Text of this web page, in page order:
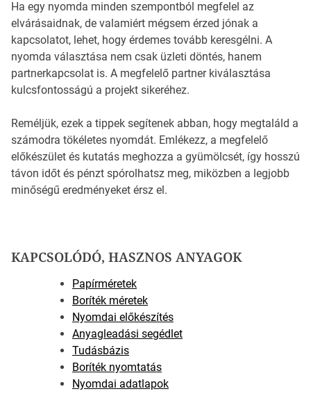
Ha egy nyomda minden szempontból megfelel az
elvárásaidnak, de valamiért mégsem érzed jónak a
kapcsolatot, lehet, hogy érdemes tovább keresgélni. A
nyomda választása nem csak üzleti döntés, hanem
partnerkapcsolat is. A megfelelő partner kiválasztása
kulcsfontosságú a projekt sikeréhez.
Reméljük, ezek a tippek segítenek abban, hogy megtaláld a
számodra tökéletes nyomdát. Emlékezz, a megfelelő
előkészület és kutatás meghozza a gyümölcsét, így hosszú
távon időt és pénzt spórolhatsz meg, miközben a legjobb
minőségű eredményeket érsz el.
KAPCSOLÓDÓ, HASZNOS ANYAGOK
Papírméretek
Boríték méretek
Nyomdai előkészítés
Anyagleadási segédlet
Tudásbázis
Boríték nyomtatás
Nyomdai adatlapok